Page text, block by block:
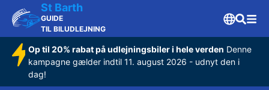
St Barth
GUIDE
TIL BILUDLEJNING
Op til 20% rabat på udlejningsbiler i hele verden Denne
kampagne gælder indtil 11. august 2026 - udnyt den i
dag!